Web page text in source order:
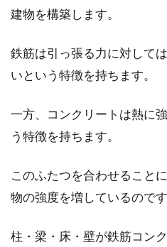
が、数が多
とが主流で
建物を構築します。
鉄筋は引っ張る力に対して
いという特徴を持ちます。
一方、コンクリートは熱に
う特徴を持ちます。
このふたつを合わせること
物の強度を増しているのです
柱・梁・床・壁が鉄筋コン